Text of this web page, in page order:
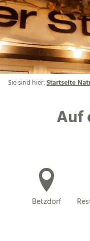
Sie sind hier:Startseite
Auf
Betzdorf